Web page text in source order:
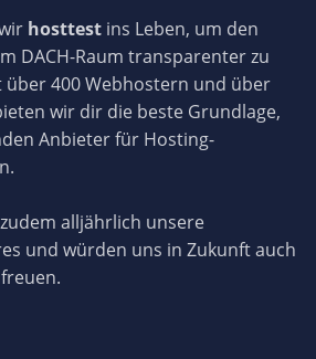
hosttest ins Leben, um den
DACH-Raum transparenter zu
über 400 Webhostern und über
wir dir die beste Grundlage,
Anbieter für Hosting-
alljährlich unsere
und würden uns in Zukunft auch